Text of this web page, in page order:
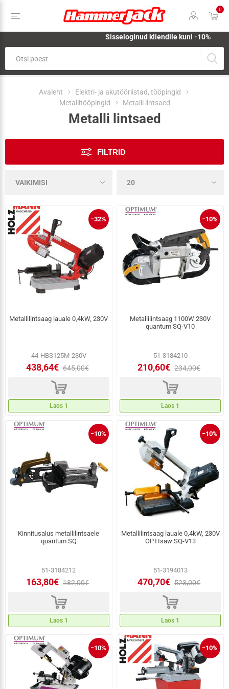
0
Sisseloginud kliendile kuni -10%
Avaleht
Elektri- ja akutööriistad, tööpingid
Metallitööpingid
Metalli lintsaed
Metalli lintsaed
FILTRID
−32%
Metallilintsaag lauale 0,4kW, 230V
44-HBS125M-230V
438,64€ 645,00€
d
Laos 1
−10%
Metallilintsaag 1100W 230V
quantum SQ-V10
51-3184210
210,60€ 234,00€
d
Laos 1
−10%
Kinnitusalus metallilintsaele
quantum SQ
51-3184212
163,80€ 182,00€
d
Laos 1
−10%
Metallilintsaag lauale 0,4kW, 230V
OPTIsaw SQ-V13
51-3194013
470,70€ 523,00€
d
Laos 1
−10% −10%